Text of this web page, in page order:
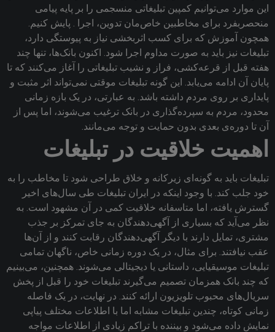
این موارد می‌توانیم کمپین تبلیغاتی منسجمی را بر پایه پیامی
منحصربفرد برای مخاطبین خاص‌مان تدوین، اجرا . پایش کنیم.
همچون آموزش که برای کسب اثربخشی نیاز به پیوستگی دارد،
تبلیغات نیز باید به صورت مداوم اجرا شود. اکنون بانک‌ها، تنها چند
هفته قبل از قرعه‌کشی، فراز و نشیب تبلیغاتی را آغاز می‌کنند که تا
پایان آن ادامه می‌یابد. این گونه تبلیغات موقتی نمی‌تواند اثر مثبت و
پایداری بر روی مردم داشته باشد. به عبارتی، در یک بازه زمانی
محدود، مردم به سپرده‌گذاری در بانک ترغیب می‌شوند، اما پس از
آن تا دوره‌ی بعدی بدون حمایت و توجه می‌مانند.
اهمیت خلاقیت در تبلیغات
تبلیغات باید به گونه‌ای زیرکانه و خلاق طراحی شود تا مخاطب را به
خود جلب کند. با وجود اینکه در ایران تبلیغات طی سال‌های اخیر
گسترش یافته، اما متاسفانه خلاقیت کمی در آن مشهود است. به
نظر می‌آید که بسیاری از آگهی‌دهندگان به جای تمرکز بر جذب
مشتری، تمایل دارند با دیگر آگهی‌دهندگان رقابت کنند و از آن‌ها
عقب نیافتند. برای مثال، در یک دوره زمانی خاص، ناگهان تمامی
تبلیغات موسیقیایی، داستانی یا دیجیتالی می‌شوند. همچنین، می‌بینیم
که چند بانک همزمان تصمیم می‌گیرند تبلیغات خود را قبل از پخش
سریال‌های محبوب تلویزیون ارائه کنند. در نهایت، در یک فاصله
زمانی کوتاه، چندین تبلیغات مشابه اما با اطلاعات مختلف پیاپی
نمایش داده می‌شود و بیننده با تراکم زیادی از اطلاعات مواجه